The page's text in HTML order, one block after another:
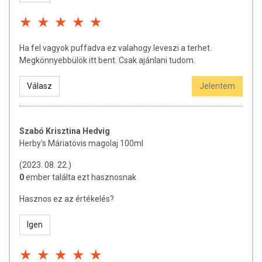
sportsérülések esetén is elősegítheti a tünetek enyhülését és a bőr
regenerálódását. Ha a hidegtől, vagy a náthától érzékennyé vált a
bőröd, kend be egy csöppnyi máriatövismag olajjal, ettől gyorsabban
előnyödre válik, ha picikét lenyelnél belőle. Pár csepp máriatövismag
olaj kúraszerű használatától a száraz, érdes könyök (vagy sarok) is
puhább, rugalmasabb és kellemesebb tapintásúvá válhat.
eléréséhez más magolajokkal is keverheted (pl.: bio argán olaj, bio
mandula olaj, bio kendermag olaj, csipkebogyómag olaj, dióolaj).
Körömápolás:
igénybe vett körmök ápolására is kitűnő lehet. Mivel hidratálhatja és
regenerálhatja a bőrt is, ezért azt javasoljuk, hogy kend be vele a
környékét is. A máriatövismag olajtól finoman ápolttá és kellemes
tapintásúvá válhatnak a kezeid és a körmeid is.
Hajápolás: Hajpakolás készítése: máriatövismag olajjal kend be- és
Ha fel vagyok puffadva ez valahogy leveszi a terhet.
Megkönnyebbülök itt bent. Csak ajánlani tudom.
Válasz Jelentem
Szabó Krisztina Hedvig
Herby's Máriatövis magolaj 100ml
(2023. 08. 22.)
0ember találta ezt hasznosnak
Hasznos ez az értékelés?
Igen